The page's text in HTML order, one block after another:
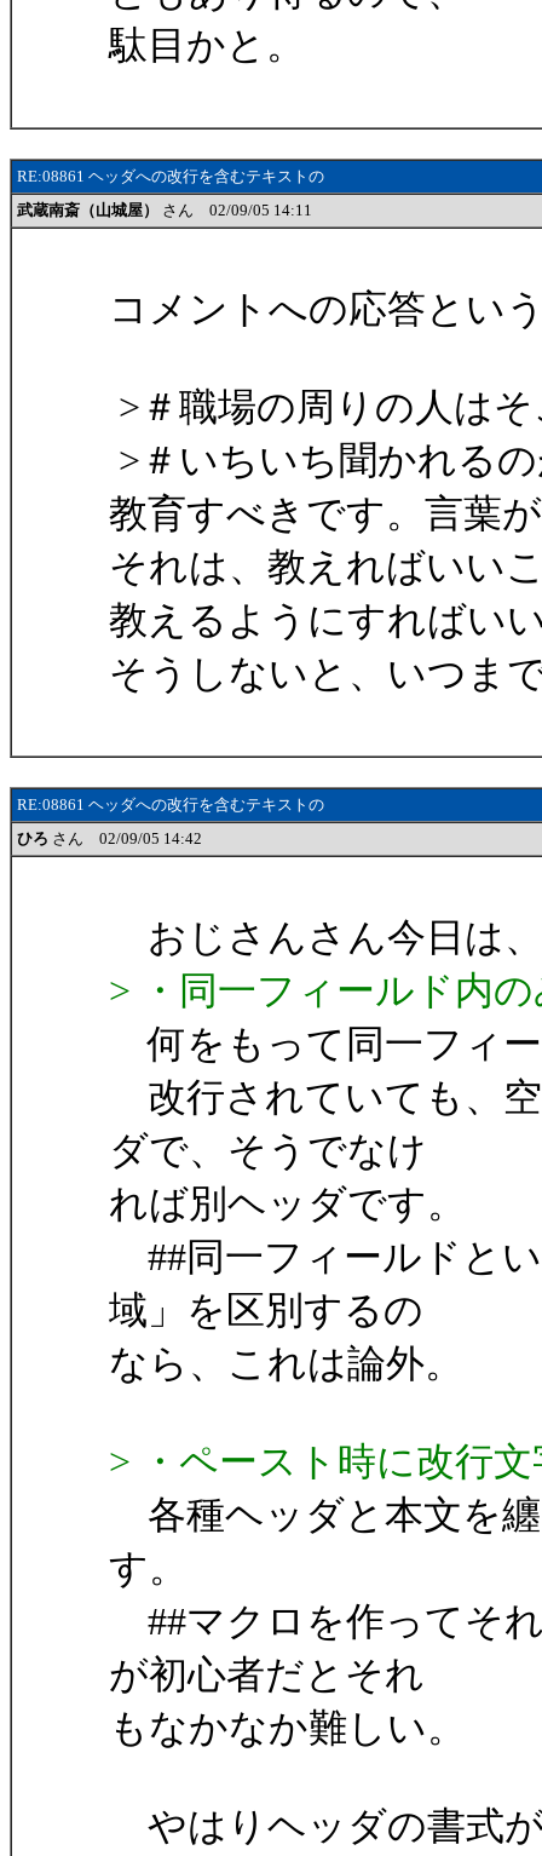
駄目かと。
RE:08861 ヘッダへの改行を含むテキストの
武蔵南斎（山城屋）
さん 02/09/05 14:11
コメントへの応答とい
>＃職場の周りの人は
>＃いちいち聞かれる
教育すべきです。言葉
それは、教えればいい
教えるようにすればい
そうしないと、いつま
RE:08861 ヘッダへの改行を含むテキストの
ひろ さん 02/09/05 14:42
おじさんさん今日は
> ・同一フィールド内
何をもって同一フィ
改行されていても、
ダで、そうでなけ
れば別ヘッダです。
##同一フィールドと
域」を区別するの
なら、これは論外。
> ・ペースト時に改行
各種ヘッダと本文を
す。
##マクロを作ってそ
が初心者だとそれ
もなかなか難しい。
やはりヘッダの書式